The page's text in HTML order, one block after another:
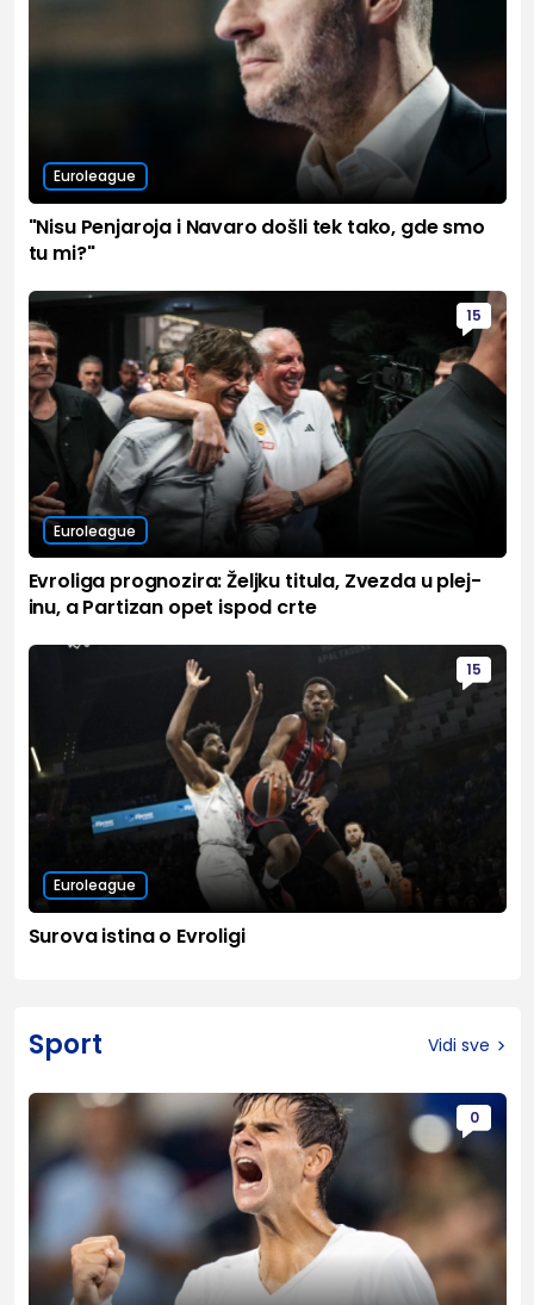
Euroleague
"Nisu Penjaroja i Navaro došli tek tako, gde smo
tu mi?"
15
Euroleague
Evroliga prognozira: Željku titula, Zvezda u plej-
inu, a Partizan opet ispod crte
15
Euroleague
Surova istina o Evroligi
Sport Vidi sve
0